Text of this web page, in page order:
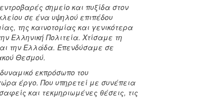
σημείο και πυξίδα στον
σε ένα υψηλού επιπέδου
της καινοτομίας και γενικότερα
Ελληνική Πολιτεία. Χτίσαμε τη
την Ελλάδα. Επενδύσαμε σε
Θεσμού.
εκπρόσωπο του
έργο. Που υπηρετεί με συνέπεια
και τεκμηριωμένες θέσεις, τις